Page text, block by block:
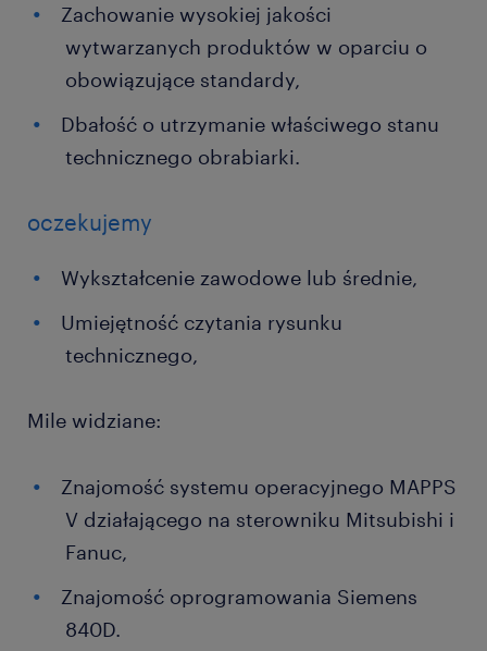
Zachowanie wysokiej jakości
wytwarzanych produktów w oparciu o
obowiązujące standardy,
Dbałość o utrzymanie właściwego stanu
technicznego obrabiarki.
oczekujemy
Wykształcenie zawodowe lub średnie,
Umiejętność czytania rysunku
technicznego,
Mile widziane:
Znajomość systemu operacyjnego MAPPS
V działającego na sterowniku Mitsubishi i
Fanuc,
Znajomość oprogramowania Siemens
840D.